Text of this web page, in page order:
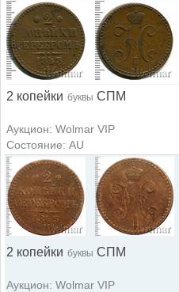
2 копейки буквы СПМ
Аукцион: Wolmar VIP
Состояние: AU
2 копейки буквы СПМ
Аукцион: Wolmar VIP